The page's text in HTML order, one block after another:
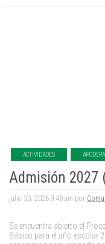
ACTIVIDADES
Admisión 2027
julio 30, 2026 9:48 am por
Se encuentra abierto el
Básico para el año escolar